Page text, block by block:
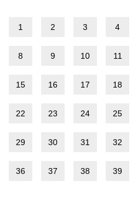
1 2 3 4
8 9 10 11
15 16 17 18
22 23 24 25
29 30 31 32
36 37 38 39